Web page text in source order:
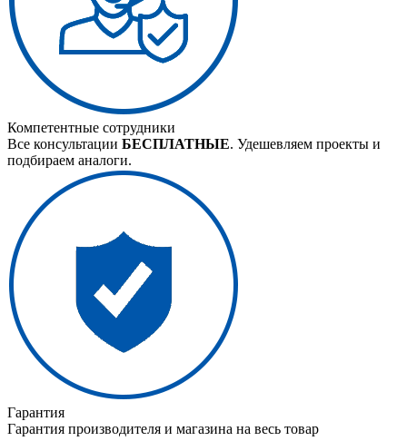
Компетентные сотрудники
Все консультации БЕСПЛАТНЫЕ. Удешевляем проекты и
подбираем аналоги.
Гарантия
Гарантия производителя и магазина на весь товар